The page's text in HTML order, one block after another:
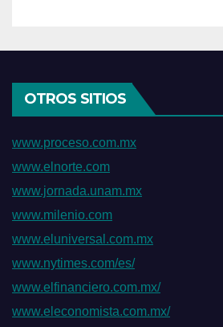
OTROS SITIOS
www.proceso.com.mx
www.elnorte.com
www.jornada.unam.mx
www.milenio.com
www.eluniversal.com.mx
www.nytimes.com/es/
www.elfinanciero.com.mx/
www.eleconomista.com.mx/